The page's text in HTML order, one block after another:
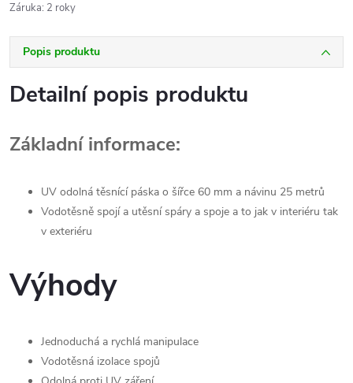
Záruka: 2 roky
Popis produktu
Detailní popis produktu
Základní informace:
UV odolná těsnící páska o šířce 60 mm a návinu 25 metrů
Vodotěsně spojí a utěsní spáry a spoje a to jak v interiéru tak
v exteriéru
Výhody
Jednoduchá a rychlá manipulace
Vodotěsná izolace spojů